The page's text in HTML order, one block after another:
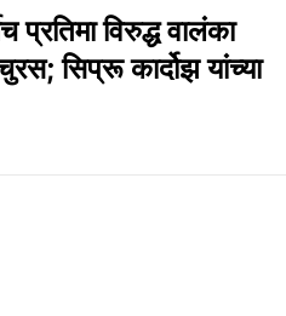
विरुद्ध वालंका
सिप्रू कार्दोझ यांच्या